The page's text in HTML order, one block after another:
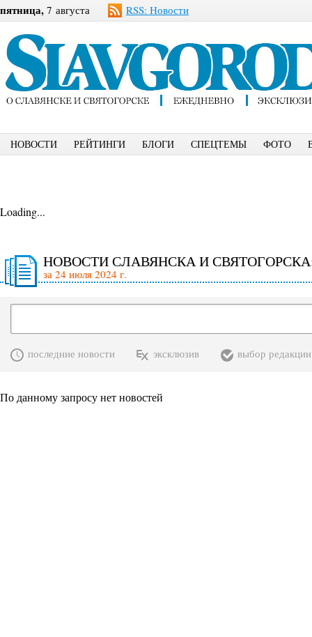
пятница, 7 августа RSS: Новости
НОВОСТИ РЕЙТИНГИ БЛОГИ СПЕЦТЕМЫ ФОТО
Loading...
НОВОСТИ СЛАВЯНСКА И
за 24 июля 2024 г.
последние новости эксклюзив выбор редакции
По данному запросу нет новостей